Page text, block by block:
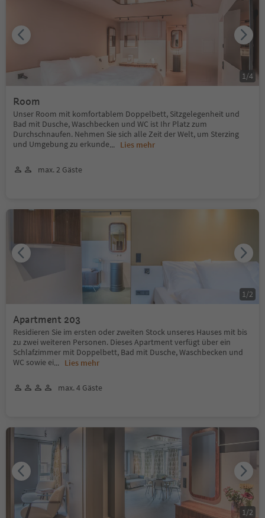
Room
Unser Room mit komfortablem Doppelbett, Sitzgelegenheit und
Bad mit Dusche, Waschbecken und WC ist Ihr Platz zum
Durchschnaufen. Nehmen Sie sich alle Zeit der Welt, um Sterzing
und Umgebung zu erkunde... Lies mehr
max. 2 Gäste
1/4
Apartment 203
Residieren Sie im ersten oder zweiten Stock unseres Hauses mit bis
zu zwei weiteren Personen. Dieses Apartment verfügt über ein
Schlafzimmer mit Doppelbett, Bad mit Dusche, Waschbecken und
WC sowie ei... Lies mehr
max. 4 Gäste
1 /2
1 /2